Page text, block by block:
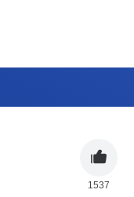
1537